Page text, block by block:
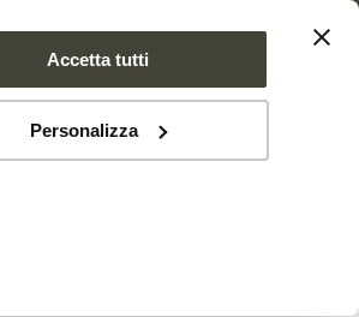
Accetta tutti
Personalizza
CONTATTI